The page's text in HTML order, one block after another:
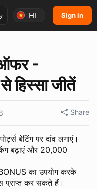
HI Sign in
ऑफर -
जीतें
Share
बेटिंग पर दांव लगाएं।
बढ़ाएं और 20,000
का उपयोग करके
प्राप्त कर सकते हैं।